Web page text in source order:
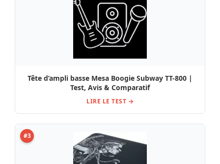
Tête d’ampli basse Mesa Boogie Subway TT-800 |
Test, Avis & Comparatif
LIRE LE TEST →
#3